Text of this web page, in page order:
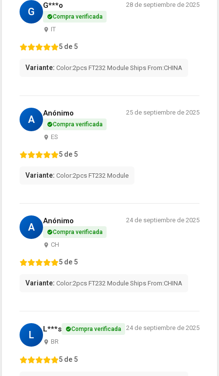
G
G***o
Compra verificada
IT
28 de septiembre de 2025
5 de 5
Variante: Color:2pcs FT232 Module Ships From:CHINA
A
Anónimo
Compra verificada
ES
25 de septiembre de 2025
5 de 5
Variante: Color:2pcs FT232 Module
A
Anónimo
Compra verificada
CH
24 de septiembre de 2025
5 de 5
Variante: Color:2pcs FT232 Module Ships From:CHINA
L L***s Compra verificada
BR
24 de septiembre de 2025
5 de 5